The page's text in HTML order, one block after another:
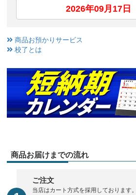
2026年09月17日
商品お預かりサービス
校了とは
商品お届けまでの流れ
ご注文
当店はカート方式を採用しております。